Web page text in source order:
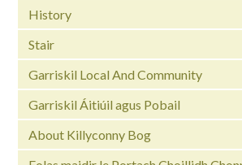
History
Stair
Garriskil Local And Community
Garriskil Áitiúil agus Pobail
About Killyconny Bog